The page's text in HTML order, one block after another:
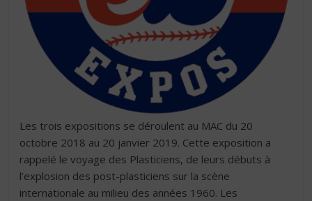
Les trois expositions se déroulent au MAC du 20
octobre 2018 au 20 janvier 2019. Cette exposition a
rappelé le voyage des Plasticiens, de leurs débuts à
l’explosion des post-plasticiens sur la scène
internationale au milieu des années 1960. Les